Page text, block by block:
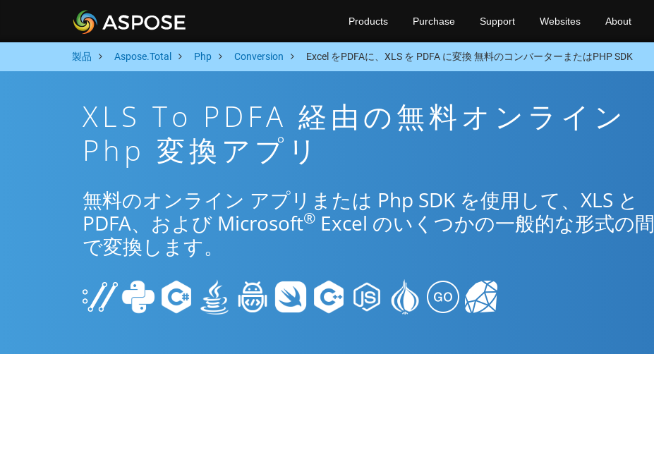
Products Purchase Support Websites About
製品 Aspose.Total Php Conversion Excel をPDFAに、XLS を PDFA に変換 無料のコンバーターまたはPHP SDK
XLS To PDFA 経由の無料オンライン
Php 変換アプリ
無料のオンライン アプリまたは Php SDK を使用して、XLS と
PDFA、および Microsoft® Excel のいくつかの一般的な形式の間
で変換します。